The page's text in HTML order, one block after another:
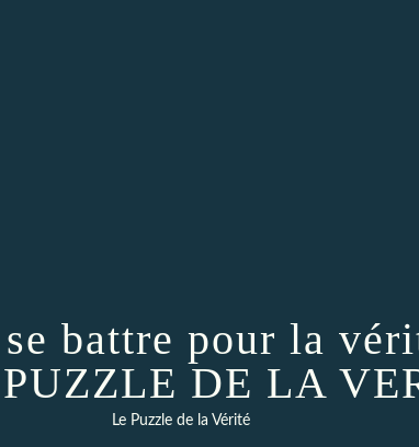
battre pour la
DE LA
Le Puzzle de la Vérité